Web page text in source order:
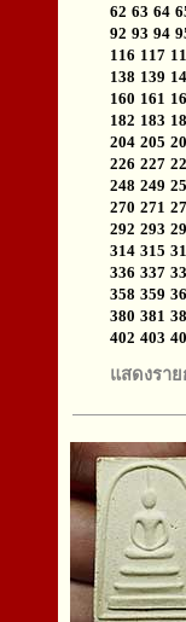
62 63 64
92 93 94
116 117
138 139
160 161
182 183
204 205
226 227
248 249
270 271
292 293
314 315
336 337
358 359
380 381
402 403
แสดงรา